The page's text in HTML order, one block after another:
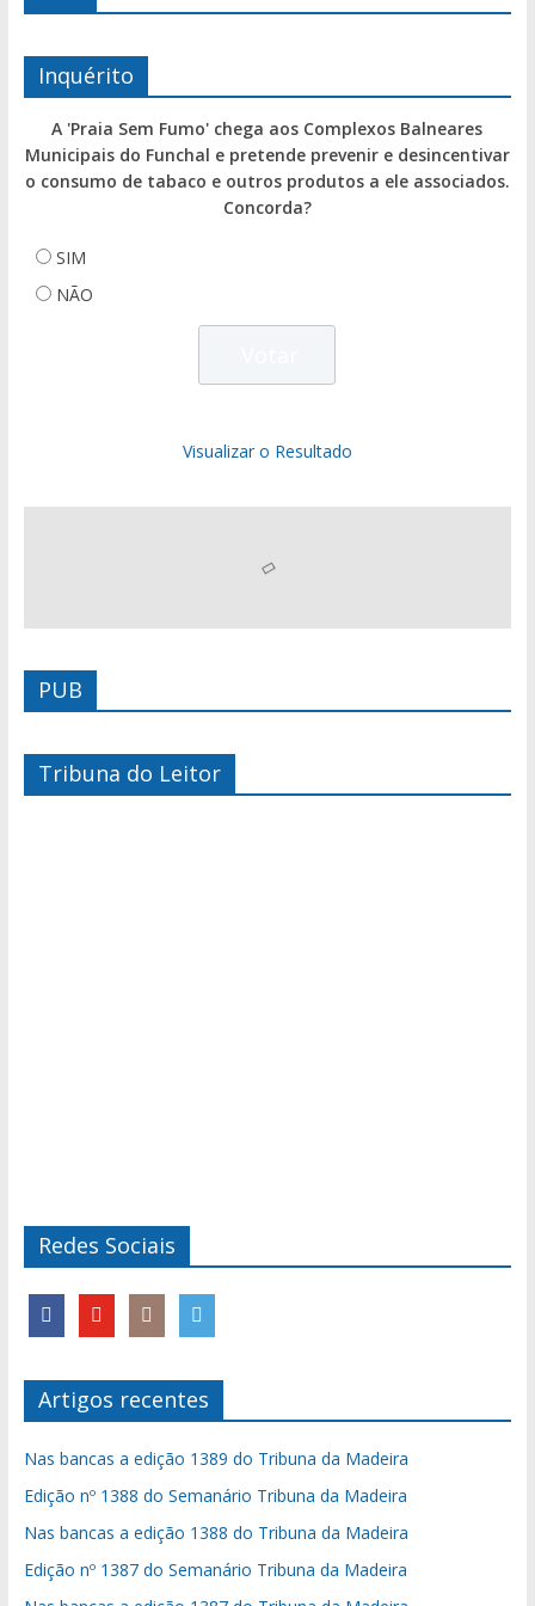
Inquérito
A 'Praia Sem Fumo' chega aos Complexos Balneares
Municipais do Funchal e pretende prevenir e desincentivar
o consumo de tabaco e outros produtos a ele associados.
Concorda?
SIM
NÃO
Visualizar o Resultado
PUB
Tribuna do Leitor
Redes Sociais
Artigos recentes
Nas bancas a edição 1389 do Tribuna da Madeira
Edição nº 1388 do Semanário Tribuna da Madeira
Nas bancas a edição 1388 do Tribuna da Madeira
Edição nº 1387 do Semanário Tribuna da Madeira